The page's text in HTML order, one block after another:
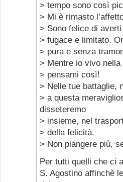
> tempo sono così
> Mi è rimasto
> Sono felice di
> fugace e limitato.
> pura e senza
> Mentre io vivo
> pensami così!
> Nelle tue battaglie,
> a questa
disseteremo
> insieme, nel
> della felicità.
> Non piangere più,
Per tutti quelli che ci
S. Agostino affinchè